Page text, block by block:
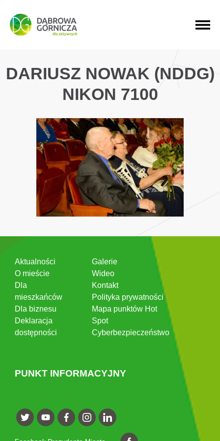
PRZEJDŹ DO MENU GŁÓWNEGO
PRZEJDŹ DO WYSZUKIWARKI
PRZEJDŹ DO TREŚCI
DARIUSZ NOWAK (NDDG)
NIKON 7100
Aktualności
O mieście
Dla
mieszkańców
Dla biznesu
Deklaracja
dostępności
Galerie
Wideo
Kontakt
Polityka prywatności
Mapa punktów Hot
Spot
Cyberbezpieczeństwo
PUNKT INFORMACYJNY